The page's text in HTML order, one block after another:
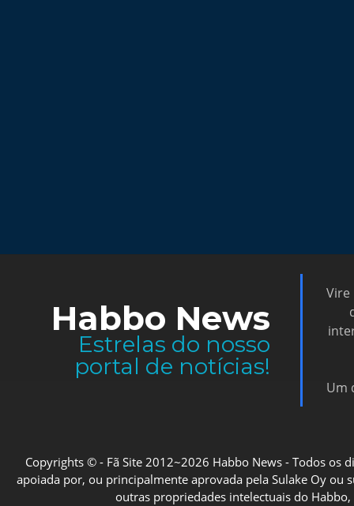
Habbo News
Estrelas do nosso
portal de notícias!
Vire
Um
Copyrights © - Fã Site 2012~2026 Habbo News - Todos os
apoiada por, ou principalmente aprovada pela Sulake Oy ou
outras propriedades intelectuais do